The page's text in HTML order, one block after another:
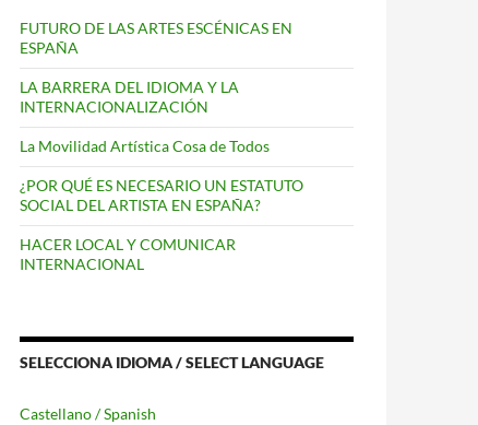
FUTURO DE LAS ARTES ESCÉNICAS EN
ESPAÑA
LA BARRERA DEL IDIOMA Y LA
INTERNACIONALIZACIÓN
La Movilidad Artística Cosa de Todos
¿POR QUÉ ES NECESARIO UN ESTATUTO
SOCIAL DEL ARTISTA EN ESPAÑA?
HACER LOCAL Y COMUNICAR
INTERNACIONAL
SELECCIONA IDIOMA / SELECT LANGUAGE
Castellano / Spanish